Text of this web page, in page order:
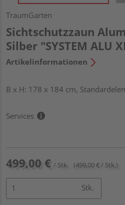
TraumGarten
Sichtschutzzaun
Silber "SYSTEM ALU
Artikelinformationen
B x H: 178 x 184 cm,
Services
499,00 € / Stk. (499,00 € / Stk.)
Stk.